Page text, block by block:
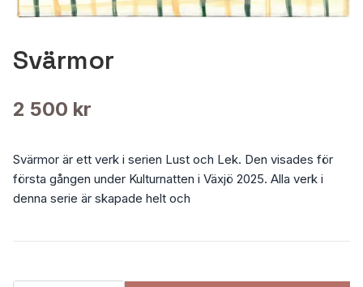
Svärmor
2 500 kr
Svärmor är ett verk i serien Lust och Lek. Den visades för
första gången under Kulturnatten i Växjö 2025. Alla verk i
denna serie är skapade helt och